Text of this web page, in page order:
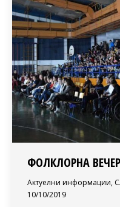
ФОЛКЛОРНА
Актуелни информации,
10/10/2019